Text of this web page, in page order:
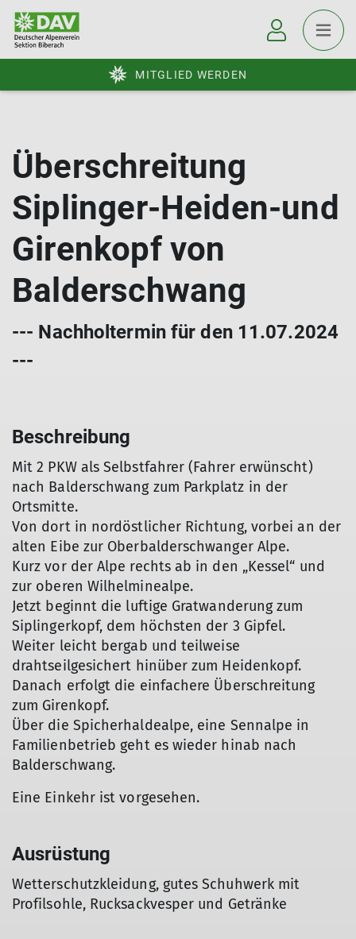
MITGLIED WERDEN
Überschreitung
Siplinger-Heiden-und
Girenkopf von
Balderschwang
--- Nachholtermin für den 11.07.2024
---
Beschreibung
Mit 2 PKW als Selbstfahrer (Fahrer erwünscht)
nach Balderschwang zum Parkplatz in der
Ortsmitte.
Von dort in nordöstlicher Richtung, vorbei an der
alten Eibe zur Oberbalderschwanger Alpe.
Kurz vor der Alpe rechts ab in den „Kessel“ und
zur oberen Wilhelminealpe.
Jetzt beginnt die luftige Gratwanderung zum
Siplingerkopf, dem höchsten der 3 Gipfel.
Weiter leicht bergab und teilweise
drahtseilgesichert hinüber zum Heidenkopf.
Danach erfolgt die einfachere Überschreitung
zum Girenkopf.
Über die Spicherhaldealpe, eine Sennalpe in
Familienbetrieb geht es wieder hinab nach
Balderschwang.
Eine Einkehr ist vorgesehen.
Ausrüstung
Wetterschutzkleidung, gutes Schuhwerk mit
Profilsohle, Rucksackvesper und Getränke